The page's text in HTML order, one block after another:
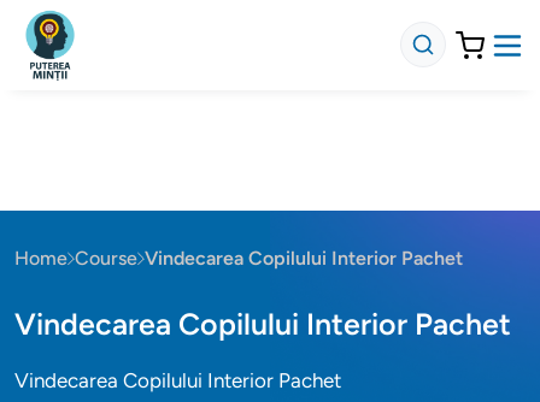
Home Course Vindecarea Copilului Interior Pachet
Vindecarea Copilului Interior Pachet
Vindecarea Copilului Interior Pachet